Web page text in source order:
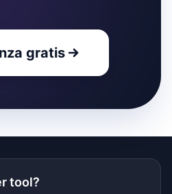
gratis
tool?